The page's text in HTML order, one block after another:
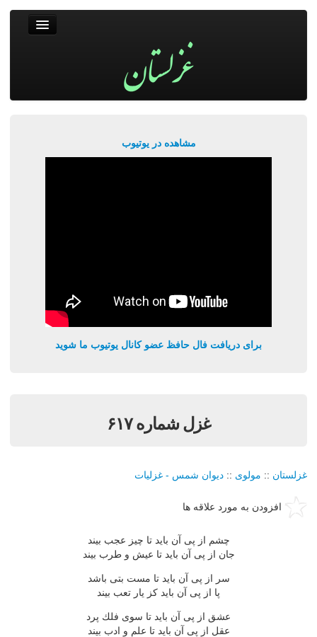
مشاهده در یوتیوب
برای دریافت فال حافظ عضو کانال یوتیوب ما شوید
غزل شماره ۶۱۷
غزلستان :: مولوی :: دیوان شمس - غزلیات
افزودن به مورد علاقه ها
چشم از پی آن باید تا چیز عجب بیند
جان از پی آن باید تا عیش و طرب بیند
سر از پی آن باید تا مست بتی باشد
پا از پی آن باید كز یار تعب بیند
عشق از پی آن باید تا سوی فلك پرد
عقل از پی آن باید تا علم و ادب بیند